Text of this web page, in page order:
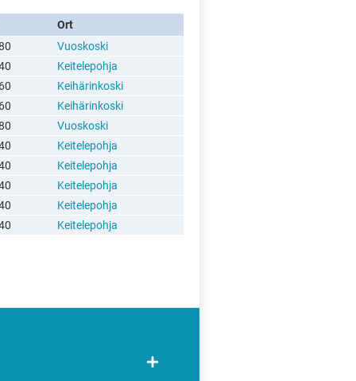
Ort
Vuoskoski
Keitelepohja
Keihärinkoski
Keihärinkoski
Vuoskoski
Keitelepohja
Keitelepohja
Keitelepohja
Keitelepohja
Keitelepohja